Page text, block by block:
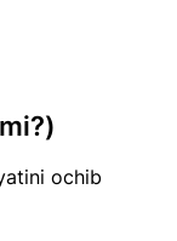
ochib